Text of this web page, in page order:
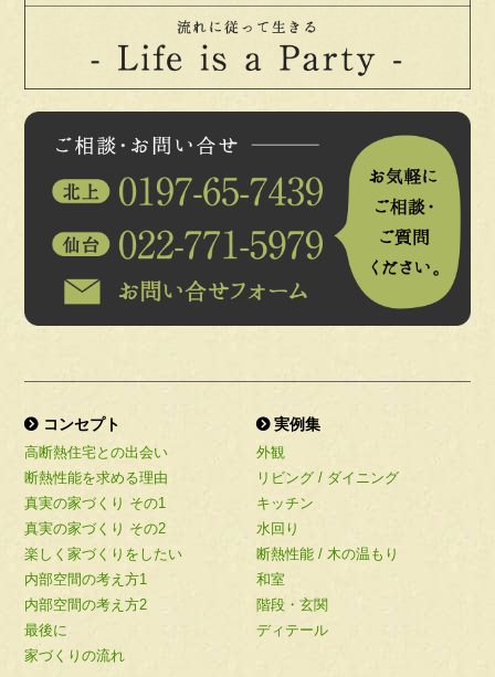
コンセプト
高断熱住宅との出会い
断熱性能を求める理由
真実の家づくり その1
真実の家づくり その2
楽しく家づくりをしたい
内部空間の考え方1
内部空間の考え方2
最後に
家づくりの流れ
実例集
外観
リビング / ダイニング
キッチン
水回り
断熱性能 / 木の温もり
和室
階段・玄関
ディテール